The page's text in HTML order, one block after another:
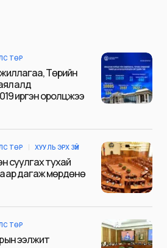
нийтлэхгүй.
ТӨР
Төрийн
иргэн оролцжээ
ТӨР ХУУЛЬ ЭРХ ЗҮЙ
суулгах тухай
дагаж мөрдөнө
ТӨР
ээлжит